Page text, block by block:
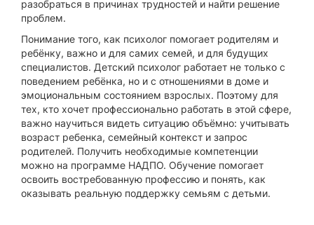
разобраться в причинах трудностей и найти решение
проблем.
Понимание того, как психолог помогает родителям и
ребёнку, важно и для самих семей, и для будущих
специалистов. Детский психолог работает не только с
поведением ребёнка, но и с отношениями в доме и
эмоциональным состоянием взрослых. Поэтому для
тех, кто хочет профессионально работать в этой сфере,
важно научиться видеть ситуацию объёмно: учитывать
возраст ребенка, семейный контекст и запрос
родителей. Получить необходимые компетенции
можно на программе НАДПО. Обучение помогает
освоить востребованную профессию и понять, как
оказывать реальную поддержку семьям с детьми.